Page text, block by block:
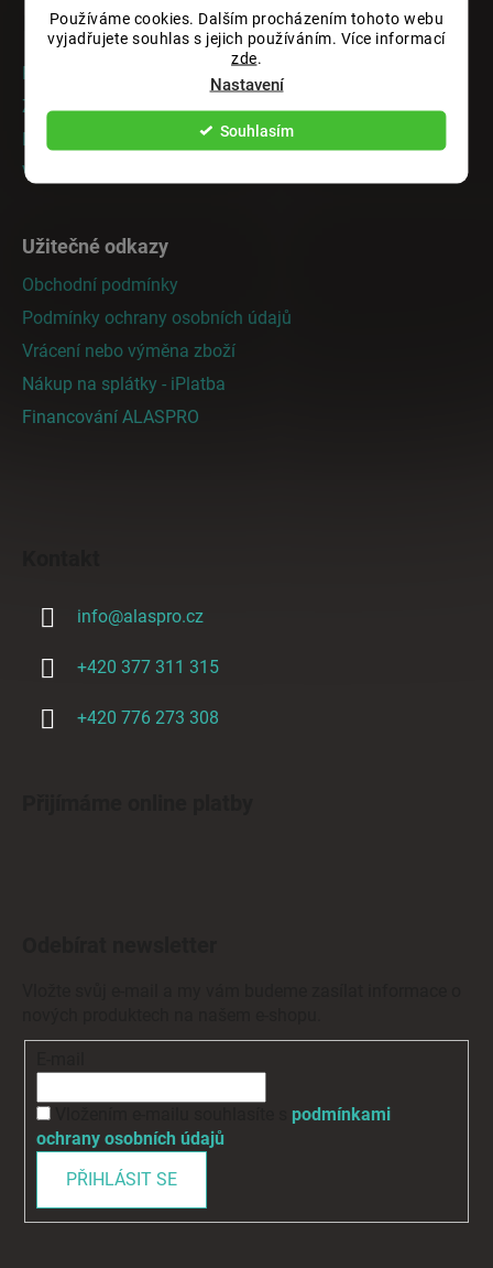
Používáme cookies. Dalším procházením tohoto webu
vyjadřujete souhlas s jejich používáním. Více informací
zde
Nastavení
Souhlasím
Informace pro vás
Zakázková výroba
Vrácení nebo výměna zboží
Užitečné odkazy
Obchodní podmínky
Podmínky ochrany osobních údajů
Vrácení nebo výměna zboží
Nákup na splátky - iPlatba
Financování ALASPRO
info@alaspro.cz
+420 377 311 315
+420 776 273 308
podmínkami
ochrany osobních údajů
PŘIHLÁSIT SE